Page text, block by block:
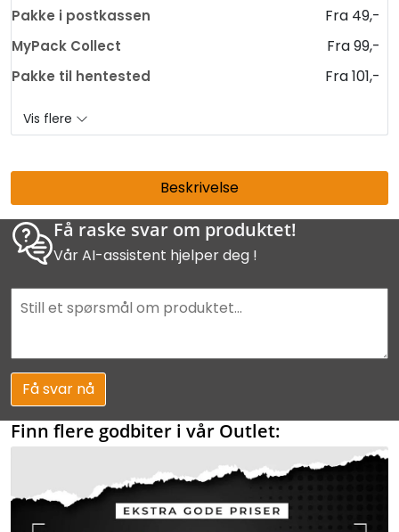
Pakke i postkassen Fra 49,-
MyPack Collect Fra 99,-
Pakke til hentested Fra 101,-
Vis flere
Beskrivelse
Få raske svar om produktet!
Vår AI-assistent hjelper deg !
Få svar nå
Finn flere godbiter i vår Outlet: